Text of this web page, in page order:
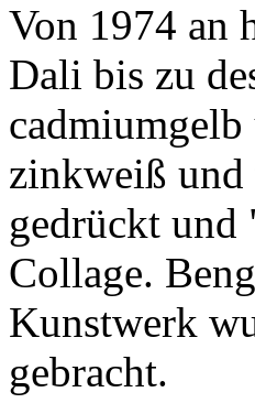
Von 1974 an
Dali bis zu
zinkweiß und
gedrückt und
Collage.
Kunstwerk
gebracht.